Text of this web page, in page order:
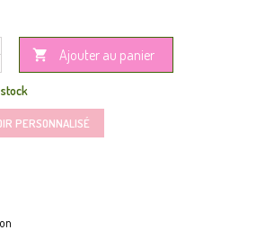
 Ajouter au panier
PERSONNALISÉ